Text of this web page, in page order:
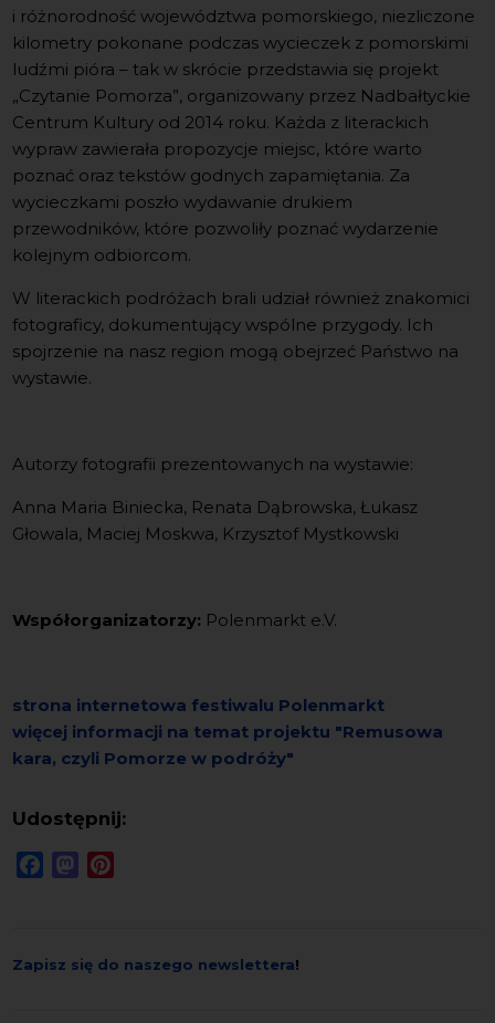
i różnorodność województwa pomorskiego, niezliczone
kilometry pokonane podczas wycieczek z pomorskimi
ludźmi pióra – tak w skrócie przedstawia się projekt
„Czytanie Pomorza”, organizowany przez Nadbałtyckie
Centrum Kultury od 2014 roku. Każda z literackich
wypraw zawierała propozycje miejsc, które warto
poznać oraz tekstów godnych zapamiętania. Za
wycieczkami poszło wydawanie drukiem
przewodników, które pozwoliły poznać wydarzenie
kolejnym odbiorcom.
W literackich podróżach brali udział również znakomici
fotograficy, dokumentujący wspólne przygody. Ich
spojrzenie na nasz region mogą obejrzeć Państwo na
wystawie.
Autorzy fotografii prezentowanych na wystawie:
Anna Maria Biniecka, Renata Dąbrowska, Łukasz
Głowala, Maciej Moskwa, Krzysztof Mystkowski
Współorganizatorzy: Polenmarkt e.V.
strona internetowa festiwalu Polenmarkt
więcej informacji na temat projektu "Remusowa
kara, czyli Pomorze w podróży"
Udostępnij:
FacebookMastodon
Zapisz się do naszego newslettera!